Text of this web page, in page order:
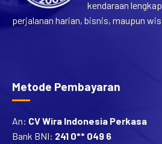
kendaraan
perjalanan harian, bisnis, maupun
Metode Pembayaran
An: CV Wira Indonesia Perkasa
Bank BNI: 241 0** 049 6